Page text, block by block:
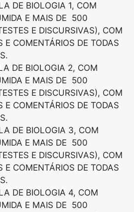
DE BIOLOGIA 1, COM
E MAIS DE 500
E DISCURSIVAS), COM
E COMENTÁRIOS DE TODAS
DE BIOLOGIA 2, COM
E MAIS DE 500
E DISCURSIVAS), COM
E COMENTÁRIOS DE TODAS
DE BIOLOGIA 3, COM
E MAIS DE 500
E DISCURSIVAS), COM
E COMENTÁRIOS DE TODAS
DE BIOLOGIA 4, COM
E MAIS DE 500